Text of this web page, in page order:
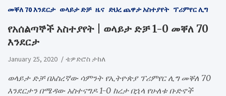
መቐለ 70 እንደርታ ወላይታ ድቻ ዜና ድህረ ጨዋታ አስተያየት ፕሪምየር ሊግ
የአሰልጣኞች አስተያየት | ወላይታ ድቻ 1-0 መቐለ 70
እንደርታ
January 25, 2020 ቴዎድሮስ ታከለ
ወላይታ ድቻ በአስረኛው ሳምንት የኢትዮጵያ ፕሪምየር ሊግ መቐለ 70
እንደርታን በሜዳው አስተናግዶ 1-0 ከረታ በኋላ የሁለቱ ቡድኖች